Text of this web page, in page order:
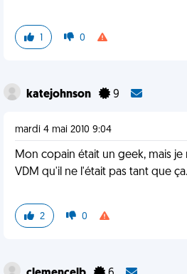
1 0
katejohnson 9
mardi 4 mai 2010 9:04
Mon copain était un geek, mais
VDM qu'il ne l'était pas tant que
2 0